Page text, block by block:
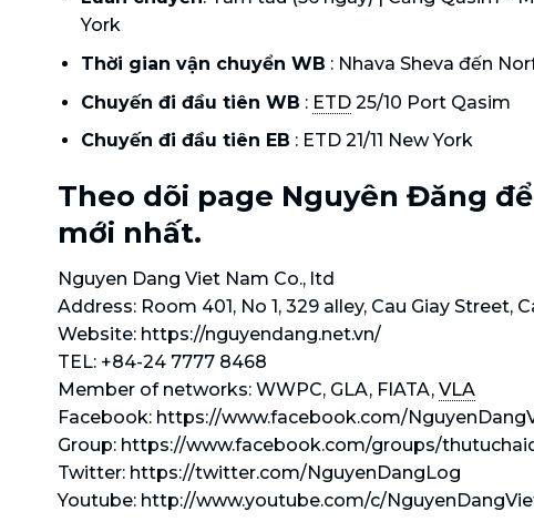
York
Thời gian vận chuyển WB : Nhava Sheva đến
Chuyến đi đầu tiên WB : ETD25/10 Port Qasim
Chuyến đi đầu tiên EB : ETD 21/11 New York
Theo dõi page Nguyên Đăng
mới nhất.
Nguyen Dang Viet Nam Co., ltd
Address: Room 401, No 1, 329 alley, Cau Giay Street,
Website: https://nguyendang.net.vn/
TEL: +84-24 7777 8468
Member of networks: WWPC, GLA, FIATA, VLA
Facebook: https://www.facebook.com/
Group: https://www.facebook.com/groups/
Twitter: https://twitter.com/NguyenDangLog
Youtube: http://www.youtube.com/c/